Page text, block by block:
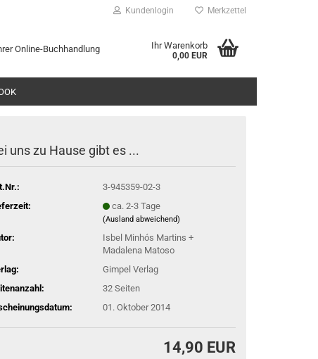
Kundenlogin Merkzettel
Online-Buchhandlung Ihr Warenkorb
0,00 EUR
uns zu Hause gibt es ...
3-945359-02-3
ca. 2-3 Tage
(Ausland abweichend)
Isbel Minhós Martins +
Madalena Matoso
Gimpel Verlag
32 Seiten
01. Oktober 2014
14,90 EUR